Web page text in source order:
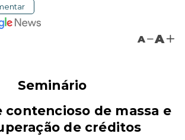
A A
Seminário
contencioso de massa e
de créditos